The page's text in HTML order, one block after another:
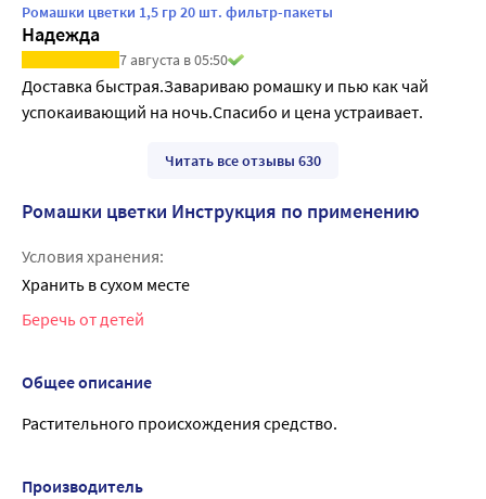
Ромашки цветки 1,5 гр 20 шт. фильтр-пакеты
Надежда
7 августа в 05:50
Доставка быстрая.Завариваю ромашку и пью как чай
успокаивающий на ночь.Спасибо и цена устраивает.
Читать все отзывы 630
Ромашки цветки Инструкция по применению
Условия хранения:
Хранить в сухом месте
Беречь от детей
Общее описание
Растительного происхождения средство.
Производитель